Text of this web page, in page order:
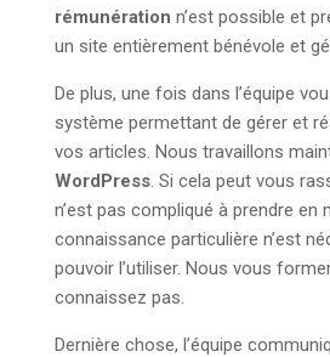
rémunération n’est possible et
un site entièrement bénévole et
De plus, une fois dans l’équipe
système permettant de gérer et
vos articles. Nous travaillons
WordPress. Si cela peut vous
n’est pas compliqué à prendre en
connaissance particulière n’est
pouvoir l’utiliser. Nous vous
connaissez pas.
Dernière chose, l’équipe